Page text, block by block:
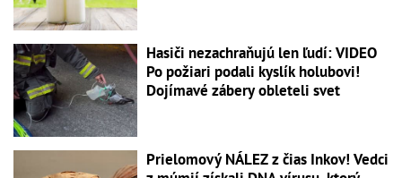
Hasiči nezachraňujú len ľudí: VIDEO
Po požiari podali kyslík holubovi!
Dojímavé zábery obleteli svet
Prielomový NÁLEZ z čias Inkov! Vedci